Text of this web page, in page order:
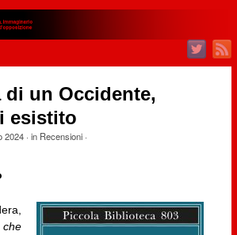
di un Occidente,
esistito
2024· in Recensioni·